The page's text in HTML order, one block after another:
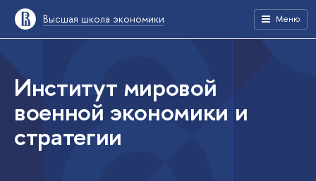
Высшая школа экономики Меню
Институт мировой
военной экономики и
стратегии